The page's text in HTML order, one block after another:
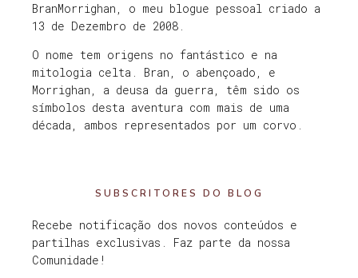
BranMorrighan, o meu blogue pessoal criado a
13 de Dezembro de 2008.
O nome tem origens no fantástico e na
mitologia celta. Bran, o abençoado, e
Morrighan, a deusa da guerra, têm sido os
símbolos desta aventura com mais de uma
década, ambos representados por um corvo.
SUBSCRITORES DO BLOG
Recebe notificação dos novos conteúdos e
partilhas exclusivas. Faz parte da nossa
Comunidade!